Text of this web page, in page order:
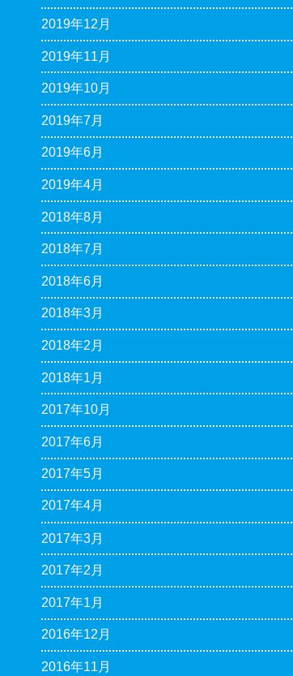
2019年12月
2019年11月
2019年10月
2019年7月
2019年6月
2019年4月
2018年8月
2018年7月
2018年6月
2018年3月
2018年2月
2018年1月
2017年10月
2017年6月
2017年5月
2017年4月
2017年3月
2017年2月
2017年1月
2016年12月
2016年11月